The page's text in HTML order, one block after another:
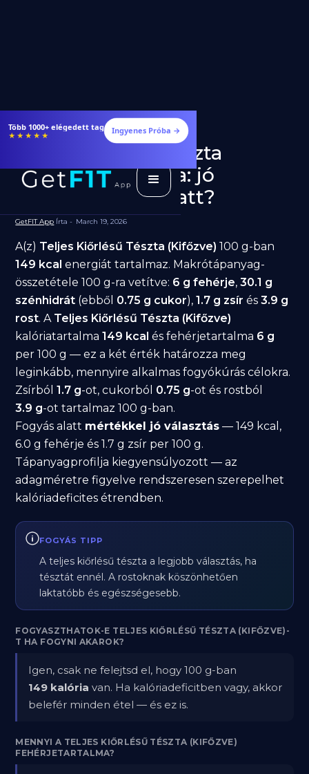
Több 1000+ elégedett tag
★★★★★ Ingyenes Próba →
Teljes Kiőrlésű Tészta
(Kifőzve) fogyásra: jó
választás diéta alatt?
GetFIT App Írta - March 19, 2026
A(z) Teljes Kiőrlésű Tészta (Kifőzve) 100 g-ban
149 kcal energiát tartalmaz. Makrótápanyag-
összetétele 100 g-ra vetítve: 6 g fehérje,30.1 g
szénhidrát (ebből 0.75 g cukor),1.7 g zsír és3.9 g
rost. A Teljes Kiőrlésű Tészta (Kifőzve)
kalóriatartalma149 kcal és fehérjetartalma 6 g
per 100 g — ez a két érték határozza meg
leginkább, mennyire alkalmas fogyókúrás célokra.
Zsírból1.7 g-ot, cukorból 0.75 g-ot és rostból
3.9 g-ot tartalmaz 100 g-ban.
Fogyás alatt mértékkel jó választás — 149 kcal,
6.0 g fehérje és 1.7 g zsír per 100 g.
Tápanyagprofilja kiegyensúlyozott — az
adagméretre figyelve rendszeresen szerepelhet
kalóriadeficites étrendben.
FOGYÁS TIPP
A teljes kiőrlésű tészta a legjobb választás, ha
tésztát ennél. A rostoknak köszönhetően
laktatóbb és egészségesebb.
FOGYASZTHATOK-E TELJES KIŐRLÉSŰ TÉSZTA (KIFŐZVE)-
T HA FOGYNI AKAROK?
Igen, csak ne felejtsd el, hogy 100 g-ban
149 kalória van. Ha kalóriadeficitben vagy, akkor
belefér minden étel — és ez is.
MENNYI A TELJES KIŐRLÉSŰ TÉSZTA (KIFŐZVE)
FEHÉRJETARTALMA?